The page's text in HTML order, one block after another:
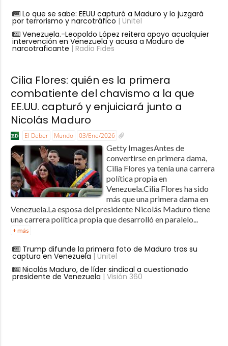
Lo que se sabe: EEUU capturó a Maduro y lo juzgará
por terrorismo y narcotráfico | Unitel
Venezuela.-Leopoldo López reitera apoyo acualquier
intervención en Venezuela y acusa a Maduro de
narcotraficante | Radio Fides
Cilia Flores: quién es la primera
combatiente del chavismo a la que
EE.UU. capturó y enjuiciará junto a
Nicolás Maduro
El Deber Mundo 03/Ene/2026
Getty ImagesAntes de
convertirse en primera dama,
Cilia Flores ya tenía una carrera
política propia en
Venezuela.Cilia Flores ha sido
más que una primera dama en
Venezuela.La esposa del presidente Nicolás Maduro tiene
una carrera política propia que desarrolló en paralelo...
+ más
Trump difunde la primera foto de Maduro tras su
captura en Venezuela | Unitel
Nicolás Maduro, de líder sindical a cuestionado
presidente de Venezuela | Visión 360